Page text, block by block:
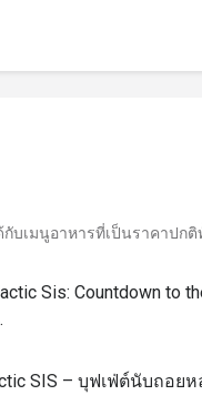
บเมนูอาหารที่เป็นราคาปกติ
Sis: Countdown to
SIS – บุฟเฟ่ต์นับถอย